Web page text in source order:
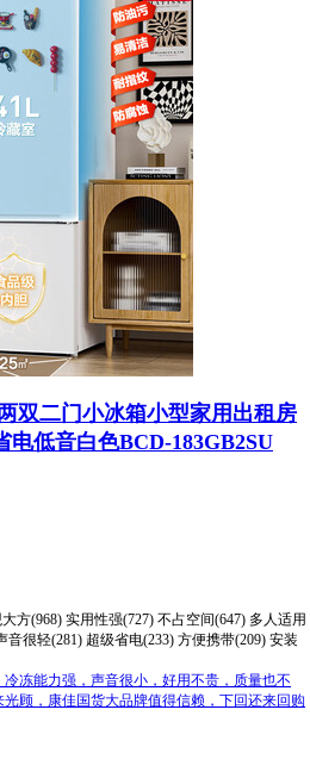
双二门小冰箱小型家用出租房
低音白色BCD-183GB2SU
方(968) 实用性强(727) 不占空间(647) 多人适用
音很轻(281) 超级省电(233) 方便携带(209) 安装
冻能力强，声音很小，好用不贵，质量也不
顾，康佳国货大品牌值得信赖，下回还来回购